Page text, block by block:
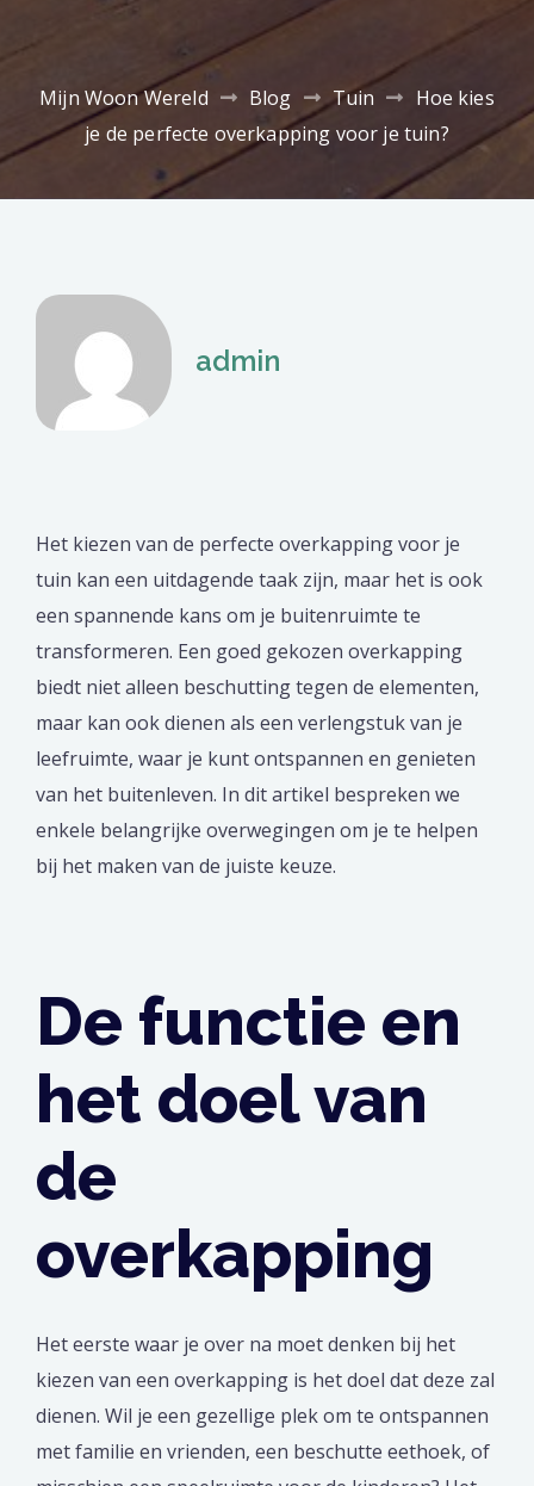
Mijn Woon Wereld Blog Tuin
Hoe kies
je de perfecte overkapping voor je tuin?
admin
Het kiezen van de perfecte overkapping voor je
tuin kan een uitdagende taak zijn, maar het is ook
een spannende kans om je buitenruimte te
transformeren. Een goed gekozen overkapping
biedt niet alleen beschutting tegen de elementen,
maar kan ook dienen als een verlengstuk van je
leefruimte, waar je kunt ontspannen en genieten
van het buitenleven. In dit artikel bespreken we
enkele belangrijke overwegingen om je te helpen
bij het maken van de juiste keuze.
De functie en
het doel van
de
overkapping
Het eerste waar je over na moet denken bij het
kiezen van een overkapping is het doel dat deze zal
dienen. Wil je een gezellige plek om te ontspannen
met familie en vrienden, een beschutte eethoek, of